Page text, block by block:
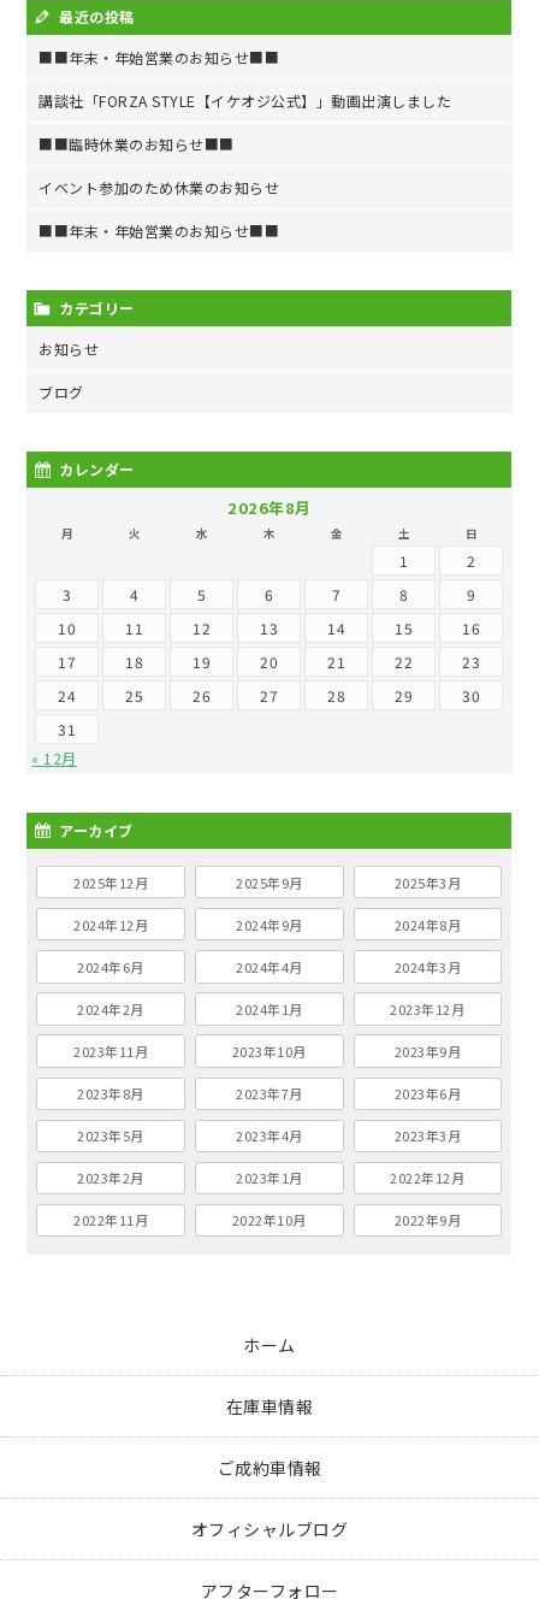
最近の投稿
■■年末・年始営業のお知らせ■■
講談社「FORZA STYLE【イケオジ公式】」動画出演しました
■■臨時休業のお知らせ■■
イベント参加のため休業のお知らせ
■■年末・年始営業のお知らせ■■
カテゴリー
お知らせ
ブログ
カレンダー
2026年8月
月 火 水 木 金 土 日
1
2
3
4 5 6 7 8
9
10
11 12 13 14 15
16
17
18 19 20 21 22
23
24
25 26 27 28 29
30
31
« 12月
アーカイブ
2025年12月 2025年9月 2025年3月
2024年12月 2024年9月 2024年8月
2024年6月 2024年4月 2024年3月
2024年2月 2024年1月 2023年12月
2023年11月 2023年10月 2023年9月
2023年8月 2023年7月 2023年6月
2023年5月 2023年4月 2023年3月
2023年2月 2023年1月 2022年12月
2022年11月 2022年10月 2022年9月
ホーム
在庫車情報
ご成約車情報
オフィシャルブログ
アフターフォロー